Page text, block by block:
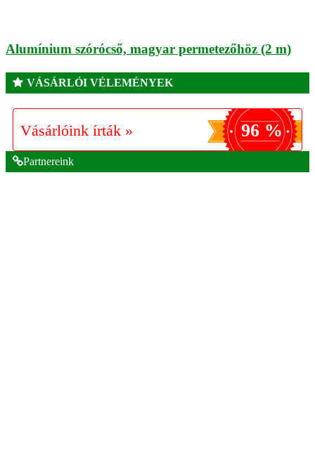
Alumínium szórócső, magyar permetezőhöz (2 m)
VÁSÁRLÓI VÉLEMÉNYEK
Vásárlóink írták » 96 %
Partnereink